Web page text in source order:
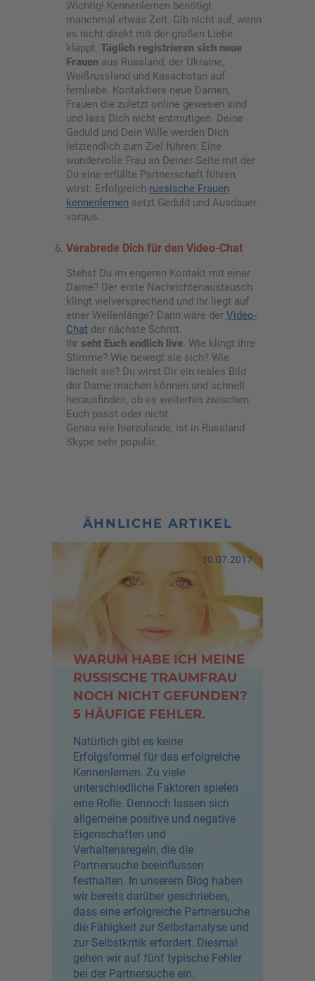
Wichtig! Kennenlernen benötigt
manchmal etwas Zeit. Gib nicht auf, wenn
es nicht direkt mit der großen Liebe
klappt. Täglich registrieren sich neue
Frauen aus Russland, der Ukraine,
Weißrussland und Kasachstan auf
fernliebe. Kontaktiere neue Damen,
Frauen die zuletzt online gewesen sind
und lass Dich nicht entmutigen. Deine
Geduld und Dein Wille werden Dich
letztendlich zum Ziel führen: Eine
wundervolle Frau an Deiner Seite mit der
Du eine erfüllte Partnerschaft führen
wirst. Erfolgreich russische Frauen
kennenlernen setzt Geduld und Ausdauer
voraus.
Verabrede Dich für den Video-Chat
Stehst Du im engeren Kontakt mit einer
Dame? Der erste Nachrichtenaustausch
klingt vielversprechend und Ihr liegt auf
einer Wellenlänge? Dann wäre der Video-
Chat der nächste Schritt.
Ihr seht Euch endlich live. Wie klingt ihre
Stimme? Wie bewegt sie sich? Wie
lächelt sie? Du wirst Dir ein reales Bild
der Dame machen können und schnell
herausfinden, ob es weiterhin zwischen
Euch passt oder nicht.
Genau wie hierzulande, ist in Russland
Skype sehr populär.
ÄHNLICHE ARTIKEL
30.07.2017
WARUM HABE ICH MEINE
RUSSISCHE TRAUMFRAU
NOCH NICHT GEFUNDEN?
5 HÄUFIGE FEHLER.
Natürlich gibt es keine
Erfolgsformel für das erfolgreiche
Kennenlernen. Zu viele
unterschiedliche Faktoren spielen
eine Rolle. Dennoch lassen sich
allgemeine positive und negative
Eigenschaften und
Verhaltensregeln, die die
Partnersuche beeinflussen
festhalten. In unserem Blog haben
wir bereits darüber geschrieben,
dass eine erfolgreiche Partnersuche
die Fähigkeit zur Selbstanalyse und
zur Selbstkritik erfordert. Diesmal
gehen wir auf fünf typische Fehler
bei der Partnersuche ein.